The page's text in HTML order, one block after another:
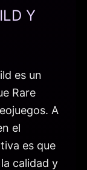
Y
es un
Rare
A
el
es que
calidad y